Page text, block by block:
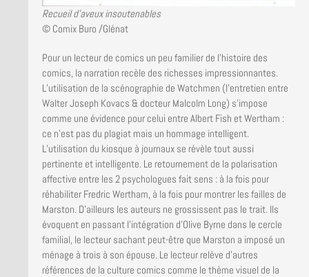
Recueil d’aveux insoutenables
© Comix Buro /Glénat
Pour un lecteur de comics un peu familier de l’histoire des
comics, la narration recèle des richesses impressionnantes.
L’utilisation de la scénographie de Watchmen (l’entretien entre
Walter Joseph Kovacs & docteur Malcolm Long) s’impose
comme une évidence pour celui entre Albert Fish et Wertham :
ce n’est pas du plagiat mais un hommage intelligent.
L’utilisation du kiosque à journaux se révèle tout aussi
pertinente et intelligente. Le retournement de la polarisation
affective entre les 2 psychologues fait sens : à la fois pour
réhabiliter Fredric Wertham, à la fois pour montrer les failles de
Marston. D’ailleurs les auteurs ne grossissent pas le trait. Ils
évoquent en passant l’intégration d’Olive Byrne dans le cercle
familial, le lecteur sachant peut-être que Marston a imposé un
ménage à trois à son épouse. Le lecteur relève d’autres
références de la culture comics comme le thème visuel de la